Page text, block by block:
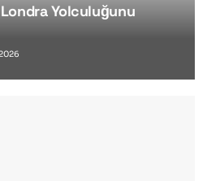
Yolculuğunu